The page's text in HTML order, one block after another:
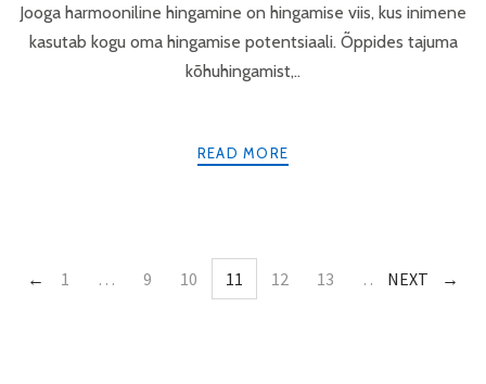
Jooga harmooniline hingamine on hingamise viis, kus inimene
kasutab kogu oma hingamise potentsiaali. Õppides tajuma
kõhuhingamist,..
READ MORE
PREV
1 … 9 10 11 12 13 … 16
NEXT